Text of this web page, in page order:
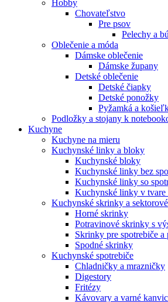
Hobby
Chovateľstvo
Pre psov
Pelechy a
Oblečenie a móda
Dámske oblečenie
Dámske župany
Detské oblečenie
Detské čiapky
Detské ponožky
Pyžamká a
Podložky a stojany k
Kuchyne
Kuchyne na mieru
Kuchynské linky a bloky
Kuchynské bloky
Kuchynské linky bez
Kuchynské linky so
Kuchynské linky v tvare
Kuchynské skrinky a
Horné skrinky
Potravinové skrinky s
Skrinky pre spotrebiče a
Spodné skrinky
Kuchynské spotrebiče
Chladničky a mrazničky
Digestory
Fritézy
Kávovary a varné